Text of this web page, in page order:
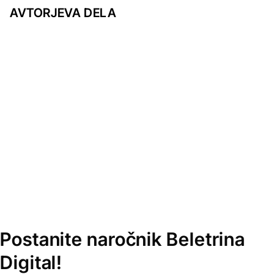
AVTORJEVA DELA
Postanite naročnik Beletrina
Digital!